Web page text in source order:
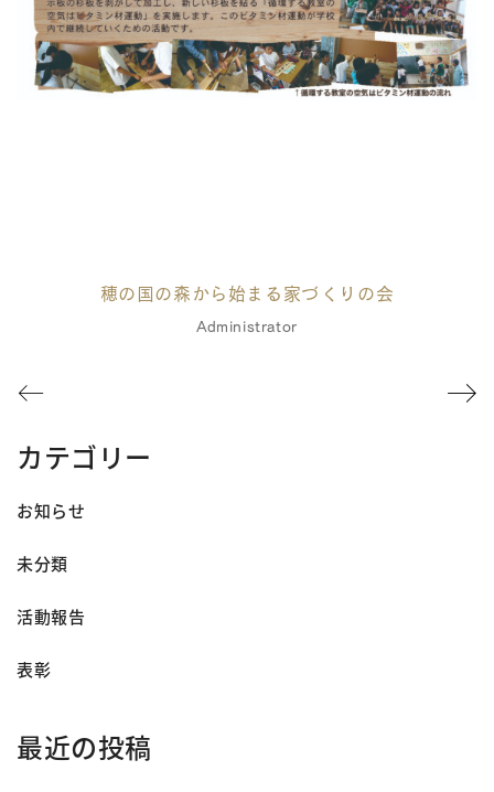
穂の国の森から始まる家づくりの会
Administrator
カテゴリー
お知らせ
未分類
活動報告
表彰
最近の投稿